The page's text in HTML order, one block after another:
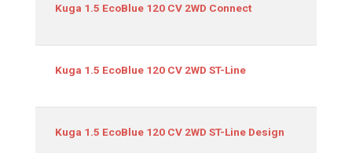
Kuga 1.5 EcoBlue 120 CV 2WD Connect
Kuga 1.5 EcoBlue 120 CV 2WD ST-Line
Kuga 1.5 EcoBlue 120 CV 2WD ST-Line Design